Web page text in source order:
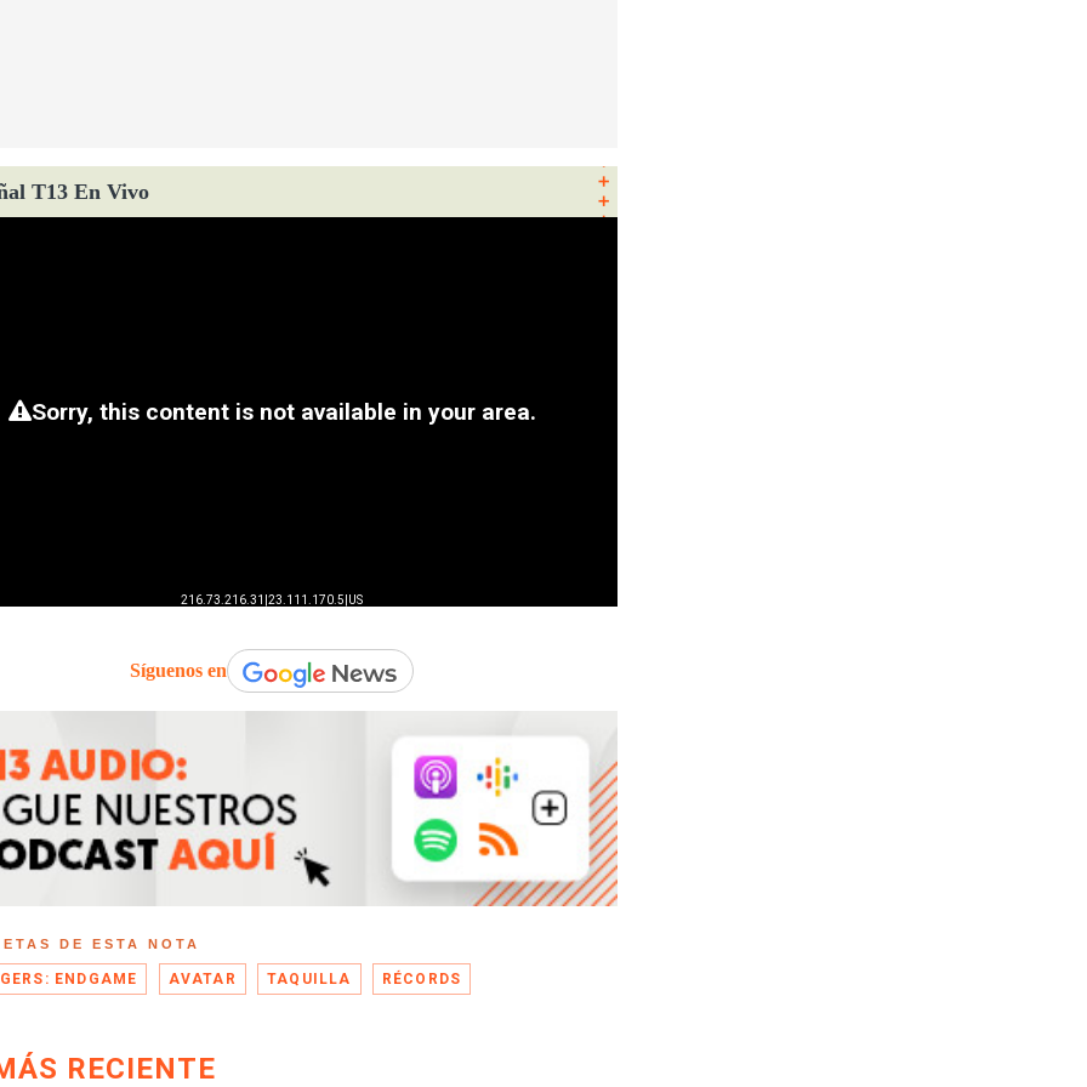
T13 En Vivo
Síguenos en
DE ESTA NOTA
ENDGAME AVATAR TAQUILLA RÉCORDS
RECIENTE